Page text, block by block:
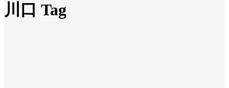
川口 Tag